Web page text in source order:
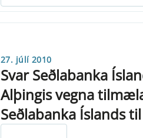
27. júlí 2010
Svar Seðlabanka
Alþingis vegna
Seðlabanka Íslands